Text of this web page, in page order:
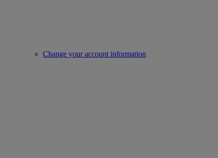
Change your account information